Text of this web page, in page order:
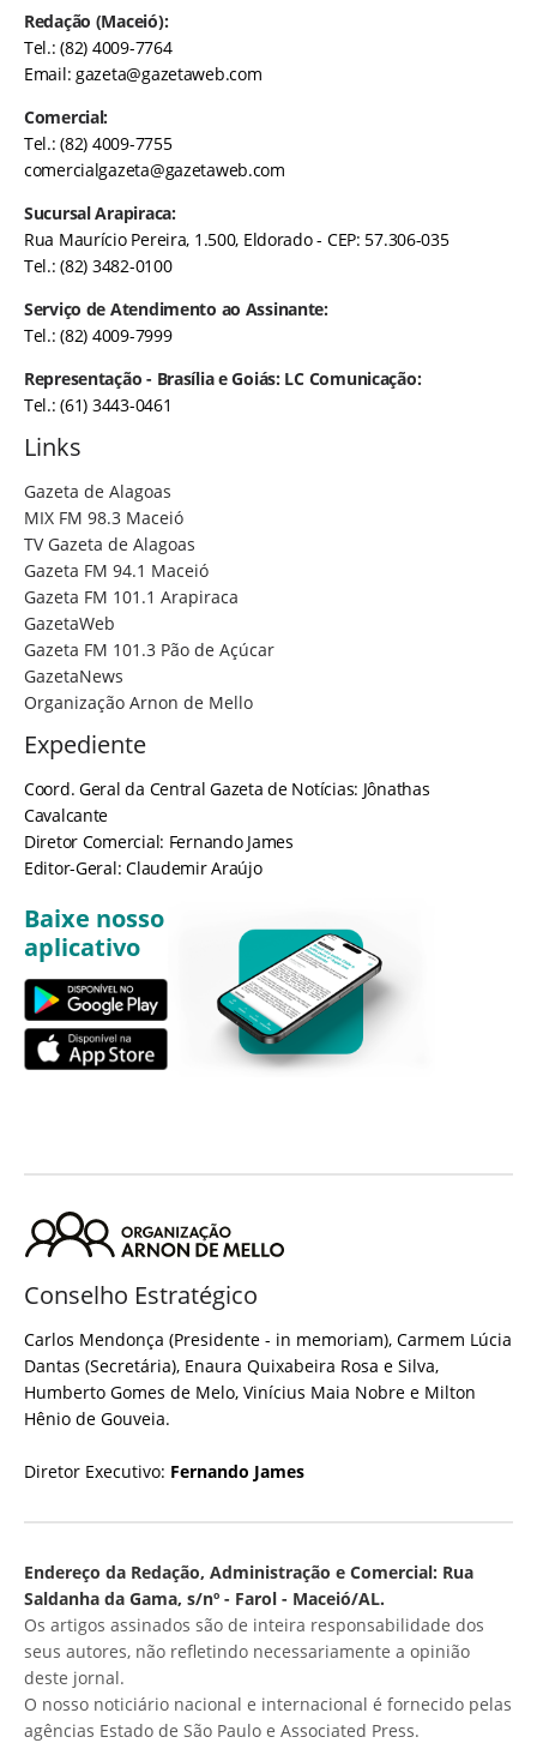
Redação (Maceió):
Tel.: (82) 4009-7764
Email:gazeta@gazetaweb.com
Comercial:
Tel.: (82) 4009-7755
comercialgazeta@gazetaweb.com
Sucursal Arapiraca:
Rua Maurício Pereira, 1.500, Eldorado - CEP: 57.306-035
Tel.: (82) 3482-0100
Serviço de Atendimento ao Assinante:
Tel.: (82) 4009-7999
Representação - Brasília e Goiás: LC Comunicação:
Tel.: (61) 3443-0461
Links
Gazeta de Alagoas
MIX FM 98.3 Maceió
TV Gazeta de Alagoas
Gazeta FM 94.1 Maceió
Gazeta FM 101.1 Arapiraca
GazetaWeb
Gazeta FM 101.3 Pão de Açúcar
GazetaNews
Organização Arnon de Mello
Expediente
Coord. Geral da Central Gazeta de Notícias: Jônathas
Cavalcante
Diretor Comercial: Fernando James
Editor-Geral: Claudemir Araújo
Baixe nosso
aplicativo
Conselho Estratégico
Carlos Mendonça (Presidente - in memoriam), Carmem Lúcia
Dantas (Secretária), Enaura Quixabeira Rosa e Silva,
Humberto Gomes de Melo, Vinícius Maia Nobre e Milton
Hênio de Gouveia.
Diretor Executivo: Fernando James
Endereço da Redação, Administração e Comercial: Rua
Saldanha da Gama, s/nº - Farol - Maceió/AL.
Os artigos assinados são de inteira responsabilidade dos
seus autores, não refletindo necessariamente a opinião
deste jornal.
O nosso noticiário nacional e internacional é fornecido pelas
agências Estado de São Paulo e Associated Press.